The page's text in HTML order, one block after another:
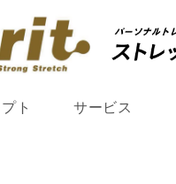
ト サービス